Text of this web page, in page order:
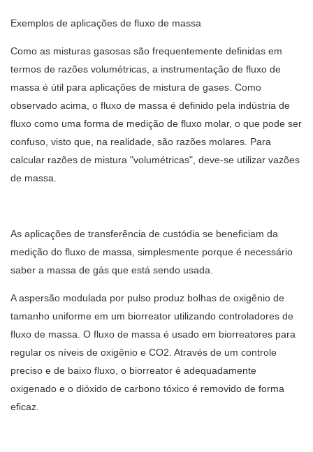
Exemplos de aplicações de fluxo de massa
Como as misturas gasosas são frequentemente definidas em
termos de razões volumétricas, a instrumentação de fluxo de
massa é útil para aplicações de mistura de gases. Como
observado acima, o fluxo de massa é definido pela indústria de
fluxo como uma forma de medição de fluxo molar, o que pode ser
confuso, visto que, na realidade, são razões molares. Para
calcular razões de mistura "volumétricas", deve-se utilizar vazões
de massa.
As aplicações de transferência de custódia se beneficiam da
medição do fluxo de massa, simplesmente porque é necessário
saber a massa de gás que está sendo usada.
A aspersão modulada por pulso produz bolhas de oxigênio de
tamanho uniforme em um biorreator utilizando controladores de
fluxo de massa. O fluxo de massa é usado em biorreatores para
regular os níveis de oxigênio e CO2. Através de um controle
preciso e de baixo fluxo, o biorreator é adequadamente
oxigenado e o dióxido de carbono tóxico é removido de forma
eficaz.